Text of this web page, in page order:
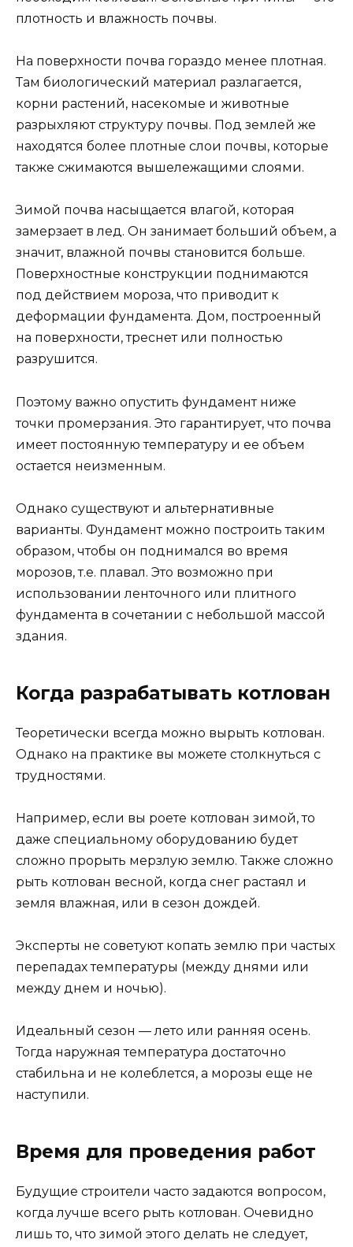
плотность и влажность почвы.
На поверхности почва гораздо менее плотная.
Там биологический материал разлагается,
корни растений, насекомые и животные
разрыхляют структуру почвы. Под землей же
находятся более плотные слои почвы, которые
также сжимаются вышележащими слоями.
Зимой почва насыщается влагой, которая
замерзает в лед. Он занимает больший объем, а
значит, влажной почвы становится больше.
Поверхностные конструкции поднимаются
под действием мороза, что приводит к
деформации фундамента. Дом, построенный
на поверхности, треснет или полностью
разрушится.
Поэтому важно опустить фундамент ниже
точки промерзания. Это гарантирует, что почва
имеет постоянную температуру и ее объем
остается неизменным.
Однако существуют и альтернативные
варианты. Фундамент можно построить таким
образом, чтобы он поднимался во время
морозов, т.е. плавал. Это возможно при
использовании ленточного или плитного
фундамента в сочетании с небольшой массой
здания.
Когда разрабатывать котлован
Теоретически всегда можно вырыть котлован.
Однако на практике вы можете столкнуться с
трудностями.
Например, если вы роете котлован зимой, то
даже специальному оборудованию будет
сложно прорыть мерзлую землю. Также сложно
рыть котлован весной, когда снег растаял и
земля влажная, или в сезон дождей.
Эксперты не советуют копать землю при частых
перепадах температуры (между днями или
между днем и ночью).
Идеальный сезон — лето или ранняя осень.
Тогда наружная температура достаточно
стабильна и не колеблется, а морозы еще не
наступили.
Время для проведения работ
Будущие строители часто задаются вопросом,
когда лучше всего рыть котлован. Очевидно
лишь то, что зимой этого делать не следует,